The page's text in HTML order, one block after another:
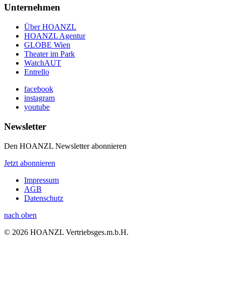
Unternehmen
Über HOANZL
HOANZL Agentur
GLOBE Wien
Theater im Park
WatchAUT
Entrello
facebook
instagram
youtube
Newsletter
Den HOANZL Newsletter abonnieren
Jetzt abonnieren
Impressum
AGB
Datenschutz
nach oben
© 2026 HOANZL Vertriebsges.m.b.H.